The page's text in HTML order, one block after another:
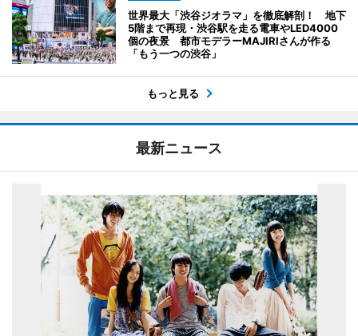
世界最大「渋谷ジオラマ」を徹底解剖！ 地下
5階まで再現・渋谷駅を走る電車やLED4000
個の夜景 都市モデラーMAJIRIさんが作る
「もう一つの渋谷」
もっと見る
最新ニュース